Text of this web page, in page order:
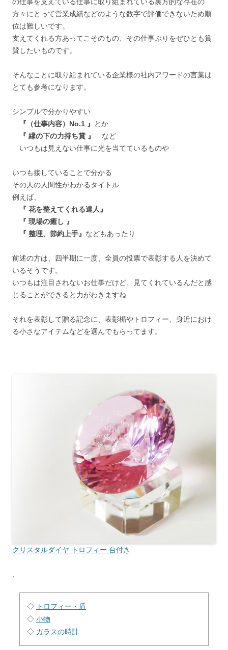
方々にとって営業成績などのような数字で評価できないため順
位は難しいです。
支えてくれる方あってこそのもの、その仕事ぶりをぜひとも賞
賛したいものです。
そんなことに取り組まれている企業様の社内アワードの言葉は
とても参考になります。
シンプルで分かりやすい
『（仕事内容）No.1 』
とか
『 縁の下の力持ち賞 』
など
いつもは見えない仕事に光を当てているものや
いつも接していることで分かる
その人の人間性がわかるタイトル
例えば、
『 花を整えてくれる達人』
『 現場の癒し 』
『 整理、節約上手』 などもあったり
前述の方は、四半期に一度、全員の投票で表彰する人を決めて
いるそうです。
いつもは注目されないお仕事だけど、見てくれているんだと感
じることができると力がわきますね
それを表彰して贈る記念に、表彰楯やトロフィー、身近におけ
る小さなアイテムなどを選んでもらってます。
クリスタルダイヤ トロフィー 台付き
◇ トロフィー・盾
◇ 小物
◇ ガラスの時計